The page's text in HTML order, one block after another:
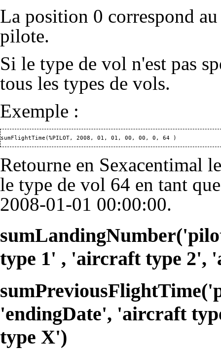
La position 0 correspond
pilote.
Si le type de vol n'est pas
tous les types de vols.
Exemple :
sumFlightTime(%PILOT, 2008, 01, 01, 00, 00, 0, 64 )
Retourne en Sexacentimal
le type de vol 64 en tant
2008-01-01 00:00:00.
type 1' , 'aircraft type 2',
'endingDate', 'aircraft
type X')